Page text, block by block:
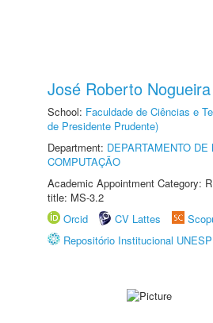
José Roberto Nogueira
School: Faculdade de Ciências e
de Presidente Prudente)
Department: DEPARTAMENTO
COMPUTAÇÃO
Academic Appointment Category:
title: MS-3.2
Orcid
CV Lattes
Repositório Institucional UNESP